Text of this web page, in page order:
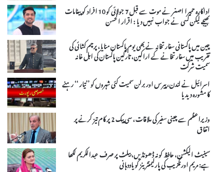
اداکارہ حمیرا اصغر نے موت سے قبل 7 جولائی کو 10 افراد کو پیغامات
بھیجے لیکن کسی نے جواب نہیں دیا : اقرار الحسن
چین میں پاکستانی سفارتخانہ نے بھی یوم پاکستان منایا، پرچم کشائی کی
تقریب میں سفارتخانے کے اراکین، تارکین پاکستان کی اہل خانہ
سمیت شرکت
اسرائیل نے لندن، پیرس اور برلن سمیت کئی شہروں کو ’’تیار ‘‘ رہنے
کا مشورہ دیدیا
وزیراعظم سے چینی سفیر کی ملاقات، سی پیک 2 پر کام تیز کرنے پر
اتفاق
سینیٹ الیکشن، حافظ کو نہ ڈھونڈیں، بیلٹ پر صرف عبدالکریم لکھا
ہے: مریم اورنگزیب کی پارلیمنٹرینز کو یاددہانی